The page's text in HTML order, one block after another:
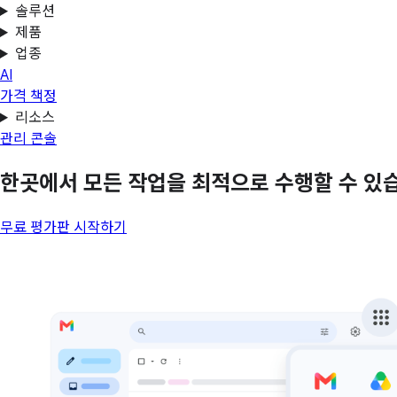
솔루션
제품
업종
AI
가격 책정
리소스
관리 콘솔
한곳에서 모든 작업을 최적으로 수행할 수 있
무료 평가판 시작하기